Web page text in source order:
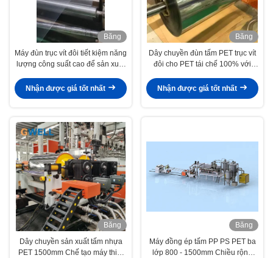
Băng
hình
Máy đùn trục vít đôi tiết kiệm năng
lượng công suất cao để sản xuất
Nhận được giá tốt nhất
Băng
Dây chuyền đùn tấm PET trục vít
đôi cho PET tái chế 100% với
Nhận được giá tốt nhất
Băng
hình
Dây chuyền sản xuất tấm nhựa
PET 1500mm Chế tạo máy thiết
Băng
hình
Máy đồng ép tấm PP PS PET ba
lớp 800 - 1500mm Chiều rộng